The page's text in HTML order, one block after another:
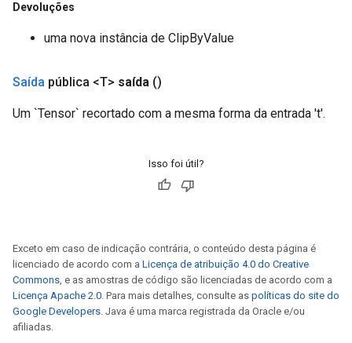
Devoluções
uma nova instância de ClipByValue
Saída pública <T> saída ()
Um `Tensor` recortado com a mesma forma da entrada 't'.
Isso foi útil?
Exceto em caso de indicação contrária, o conteúdo desta página é
licenciado de acordo com a Licença de atribuição 4.0 do Creative
Commons, e as amostras de código são licenciadas de acordo com a
Licença Apache 2.0. Para mais detalhes, consulte as políticas do site do
Google Developers. Java é uma marca registrada da Oracle e/ou
afiliadas.